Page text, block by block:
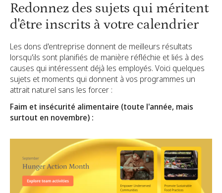
Redonnez des sujets qui méritent
d'être inscrits à votre calendrier
Les dons d'entreprise donnent de meilleurs résultats
lorsqu'ils sont planifiés de manière réfléchie et liés à des
causes qui intéressent déjà les employés. Voici quelques
sujets et moments qui donnent à vos programmes un
attrait naturel sans les forcer :
Faim et insécurité alimentaire (toute l'année, mais
surtout en novembre) :